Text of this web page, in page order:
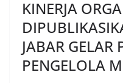
KINERJA
JABAR
PENGELOLA